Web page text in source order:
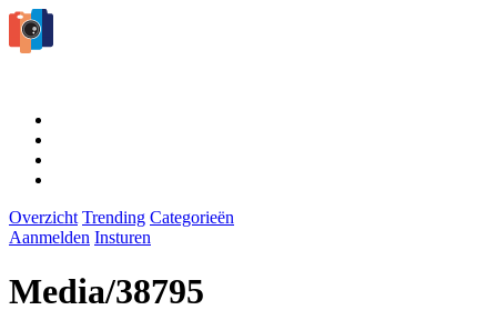
Overzicht Trending Categorieën
Aanmelden Insturen
Media/38795